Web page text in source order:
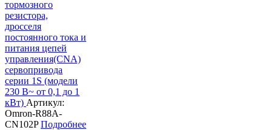
тормозного
резистора,
дросселя
постоянного тока и
питания цепей
управления(CNA)
сервопривода
серии 1S (модели
230 В~ от 0,1 до 1
кВт) Артикул:
Omron-R88A-
CN102PПодробнее